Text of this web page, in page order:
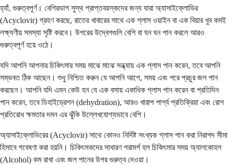
হ্যাঁ, গুরুত্বপূর্ণ। বেশিরভাগ সুস্থ প্রাপ্তবয়স্কদের জন্য যারা অ্যাসাইক্লোভির
(Acyclovir) গ্রহণ করছে, রাতের খাবারের সাথে এক গ্লাস ওয়াইন বা এক বিয়ার খুব কমই
লক্ষ্যণীয় সমস্যা সৃষ্টি করবে। উপরের উদ্বেগগুলি বেশি বা ঘন ঘন পান করলে আরও
গুরুত্বপূর্ণ হয়ে ওঠে।
যদি আপনি আপনার চিকিৎসার সময় মাঝে মাঝে সন্ধ্যায় এক গ্লাস পান করেন, তবে আপনি
সম্ভবত ঠিক আছেন। শুধু নিশ্চিত করুন যে আপনি আগে, সময় এবং পরে প্রচুর জল পান
করছেন। আপনি যদি এমন কেউ হন যে এক বসায় একাধিক গ্লাস পান করেন বা প্রতিদিন
পান করেন, তবে ডিহাইড্রেশন (dehydration), আরও খারাপ পার্শ্ব প্রতিক্রিয়া এবং রোগ
প্রতিরোধ ক্ষমতার দমন এর ঝুঁকি উল্লেখযোগ্যভাবে বেশি।
অ্যাসাইক্লোভিরের (Acyclovir) সাথে কোনও নির্দিষ্ট সংখ্যক গ্লাস পান করা নিরাপদ সীমা
হিসাবে গবেষণা করা হয়নি। চিকিৎসকদের সাধারণ পরামর্শ হল চিকিৎসার সময় অ্যালকোহল
(Alcohol) কম রাখা এবং জল পানের উপর গুরুত্ব দেওয়া।